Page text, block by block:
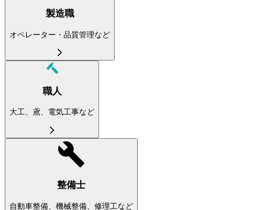
製造職
オペレーター・品質管理など
職人
大工、鳶、電気工事など
整備士
自動車整備、機械整備、修理工など